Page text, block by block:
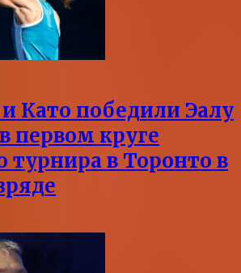
Като победили Эалу
первом круге
турнира в Торонто в